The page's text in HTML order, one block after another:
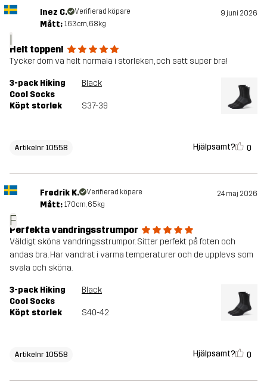
I
Inez C. Verifierad köpare 9 juni 2026
Mått: 163cm, 68kg
Helt toppen!
Tycker dom va helt normala i storleken, och satt super bra!
3-pack Hiking
Cool Socks
Black
Köpt storlek S37-39
Artikelnr 10558 Hjälpsamt? 0
F
Fredrik K. Verifierad köpare 24 maj 2026
Mått: 170cm, 65kg
Perfekta vandringsstrumpor
Väldigt sköna vandringsstrumpor. Sitter perfekt på foten och
andas bra. Har vandrat i varma temperaturer och de upplevs som
svala och sköna.
3-pack Hiking
Cool Socks
Black
Köpt storlek S40-42
Artikelnr 10558 Hjälpsamt? 0